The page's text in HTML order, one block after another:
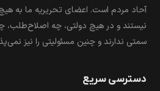
آحاد مردم است. اعضای تحریریه ما به
نیستند و در هیچ دولتی، چه اصلاح‌طلب، چه
سمتی ندارند و چنین مسئولیتی را نیز
دسترسی سریع